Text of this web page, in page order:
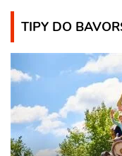
TIPY DO